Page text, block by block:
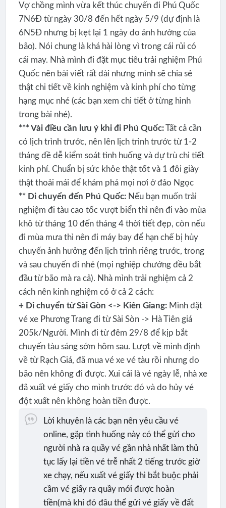
Vợ chồng mình vừa kết thúc chuyến đi Phú Quốc
7N6Đ từ ngày 30/8 đến hết ngày 5/9 (dự định là
6N5Đ nhưng bị kẹt lại 1 ngày do ảnh hưởng của
bão). Nói chung là khá hài lòng vì trong cái rủi có
cái may. Nhà mình đi đặt mục tiêu trải nghiệm Phú
Quốc nên bài viết rất dài nhưng mình sẽ chia sẻ
thật chi tiết về kinh nghiệm và kinh phí cho từng
hạng mục nhé (các bạn xem chi tiết ở từng hình
trong bài nhé).
*** Vài điều cần lưu ý khi đi Phú Quốc:Tất cả cần
có lịch trình trước, nên lên lịch trình trước từ 1-2
tháng đề dễ kiểm soát tình huống và dự trù chi tiết
kinh phí. Chuẩn bị sức khỏe thật tốt và 1 đôi giày
thật thoải mái để khám phá mọi nơi ở đảo Ngọc
** Di chuyển đến Phú Quốc:Nếu bạn muốn trải
nghiệm đi tàu cao tốc vượt biển thì nên đi vào mùa
khô từ tháng 10 đến tháng 4 thời tiết đẹp, còn nếu
đi mùa mưa thì nên đi máy bay để hạn chế bị hủy
chuyến ảnh hưởng đến lịch trình riêng trước, trong
và sau chuyến đi nhé (mọi nghiệp chướng đều bắt
đầu từ bão mà ra cả). Nhà mình trải nghiệm cả 2
cách nên kinh nghiệm có ở cả 2 cách:
+ Di chuyển từ Sài Gòn <-> Kiên Giang:Mình đặt
vé xe Phương Trang đi từ Sài Sòn -> Hà Tiên giá
205k/Người. Mình đi từ đêm 29/8 để kịp bắt
chuyến tàu sáng sớm hôm sau. Lượt về mình định
về từ Rạch Giá, đã mua vé xe vé tàu rồi nhưng do
bão nên không đi được. Xui cái là vé ngày lễ, nhà xe
đã xuất vé giấy cho mình trước đó và do hủy vé
đột xuất nên không hoàn tiền được.
Lời khuyên là các bạn nên yêu cầu vé
online, gặp tình huống này có thể gửi cho
người nhà ra quầy vé gần nhà nhất làm thủ
tục lấy lại tiền vé trễ nhất 2 tiếng trước giờ
xe chạy, nếu xuất vé giấy thì bắt buộc phải
cầm vé giấy ra quầy mới được hoàn
tiền(mà khi đó đâu thể gửi vé giấy về đất